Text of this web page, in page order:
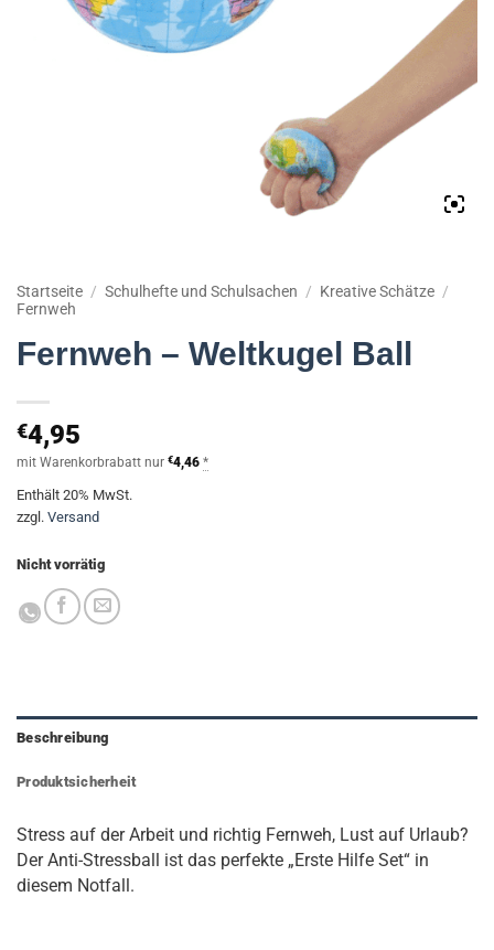
Startseite / Schulhefte und Schulsachen / Kreative Schätze /
Fernweh
Fernweh – Weltkugel Ball
€4,95
mit Warenkorbrabatt nur €4,46 *
Enthält 20% MwSt.
zzgl. Versand
Nicht vorrätig
Beschreibung
Produktsicherheit
Stress auf der Arbeit und richtig Fernweh, Lust auf Urlaub?
Der Anti-Stressball ist das perfekte „Erste Hilfe Set“ in
diesem Notfall.